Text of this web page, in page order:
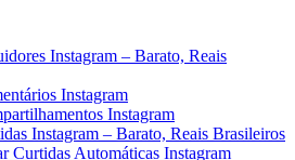
Instagram – Barato, Reais
Instagram
Instagram
Instagram – Barato, Reais Brasileiros
Curtidas Automáticas Instagram